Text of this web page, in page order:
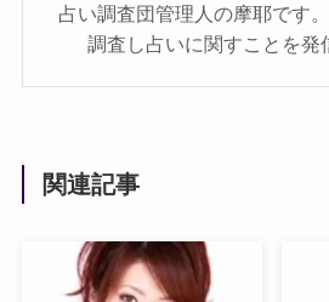
占い調査団管理人の摩耶です
調査し占いに関すことを発
関連記事